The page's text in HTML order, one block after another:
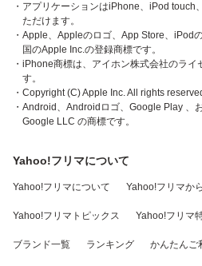
・アプリケーションはiPhone、iPod
ただけます。
・Apple、Appleのロゴ、App Store、iPod
国のApple Inc.の登録商標です。
・iPhone商標は、アイホン株式会社のライ
す。
・Copyright (C) Apple Inc. All rights
・Android、Androidロゴ、Google Play 、
Google LLC の商標です。
Yahoo!フリマについて
Yahoo!フリマについて Yahoo!フリマか
Yahoo!フリマトピックス Yahoo!フリマ
ブランド一覧 ランキング かんたんご